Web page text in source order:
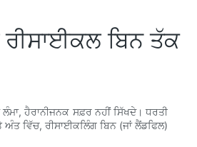
ਬਿਨ ਤੱਕ
ਹੈਰਾਨੀਜਨਕ ਸਫ਼ਰ ਨਹੀਂ ਸਿੱਖਦੇ। ਧਰਤੀ
ਵਿੱਚ, ਰੀਸਾਈਕਲਿੰਗ ਬਿਨ (ਜਾਂ ਲੈਂਡਫਿਲ)